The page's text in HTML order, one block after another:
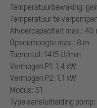
Temperatuurbewaking:
Temperatuur te
Afvoercapaciteit max.: 40
Opvoerhoogte max.: 8 m
Toerental: 1415 U/min
Vermogen P1: 1,4 kW
Vermogen P2: 1,1 kW
Modus: S1
Type aansluitleiding pomp: